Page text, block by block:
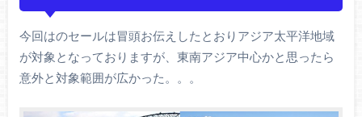
今回はのセールは冒頭お伝えしたとおりアジア太平洋地域
が対象となっておりますが、東南アジア中心かと思ったら
意外と対象範囲が広かった。。。